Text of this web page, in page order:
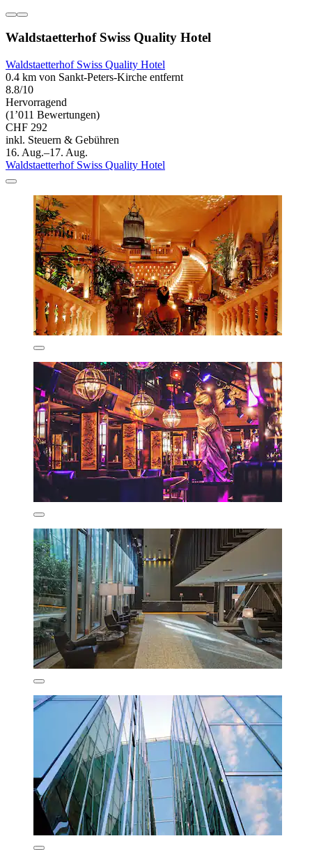
Waldstaetterhof Swiss Quality Hotel
Waldstaetterhof Swiss Quality Hotel
0.4 km von Sankt-Peters-Kirche entfernt
8.8/10
Hervorragend
(1’011 Bewertungen)
CHF 292
inkl. Steuern & Gebühren
16. Aug.–17. Aug.
Waldstaetterhof Swiss Quality Hotel